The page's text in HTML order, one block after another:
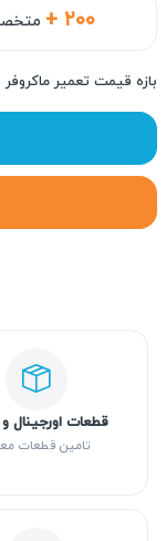
+ ۲۰۰
بازه قیمت تعمیر ماکروفر
قطعات اورجینال
تامین قطعات